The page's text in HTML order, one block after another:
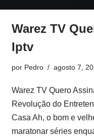
Warez TV
Iptv
por Pedro agosto 7,
Warez TV Quero
Revolução do
Casa Ah, o bom e
maratonar séries